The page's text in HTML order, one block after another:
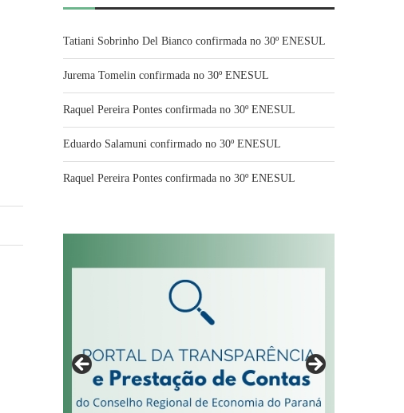
Tatiani Sobrinho Del Bianco confirmada no 30º ENESUL
Jurema Tomelin confirmada no 30º ENESUL
Raquel Pereira Pontes confirmada no 30º ENESUL
Eduardo Salamuni confirmado no 30º ENESUL
Raquel Pereira Pontes confirmada no 30º ENESUL